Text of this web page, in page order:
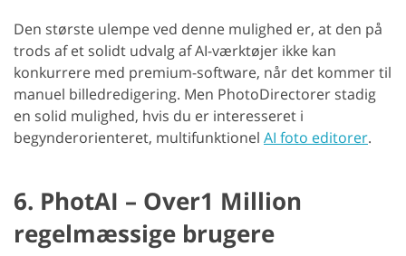
Den største ulempe ved denne mulighed er, at den på
trods af et solidt udvalg af AI-værktøjer ikke kan
konkurrere med premium-software, når det kommer til
manuel billedredigering. Men PhotoDirectorer stadig
en solid mulighed, hvis du er interesseret i
begynderorienteret, multifunktionel AI foto editorer.
6. PhotAI – Over1 Million
regelmæssige brugere